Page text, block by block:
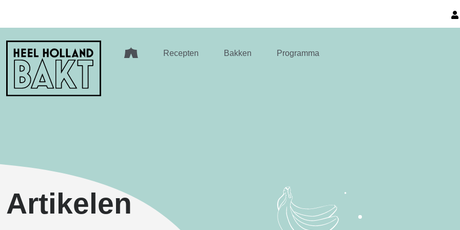
Heel
Holland
Bakt
Recepten Bakken Programma
Artikelen